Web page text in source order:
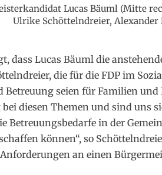
Lucas Bäuml (Mitte
Ulrike Schöttelndreier,
dass Lucas Bäuml die
die für die FDP im
Betreuung seien für Familien
diesen Themen und sind uns
Betreuungsbedarfe in der
können“, so
an einen